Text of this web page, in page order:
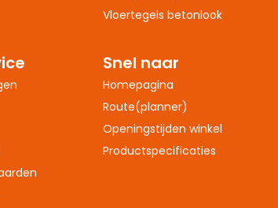
Vloertegels betonlook
Snel naar
Homepagina
Route(planner)
Openingstijden winkel
Productspecificaties